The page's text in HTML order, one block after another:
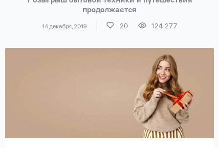
продолжается
14 декабря, 2019 20 124 277
предоставления
политикой